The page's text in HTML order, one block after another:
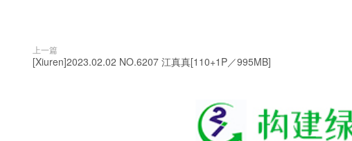
上一篇
[Xiuren]2023.02.02 NO.6207 江真真[110+1P／995MB]